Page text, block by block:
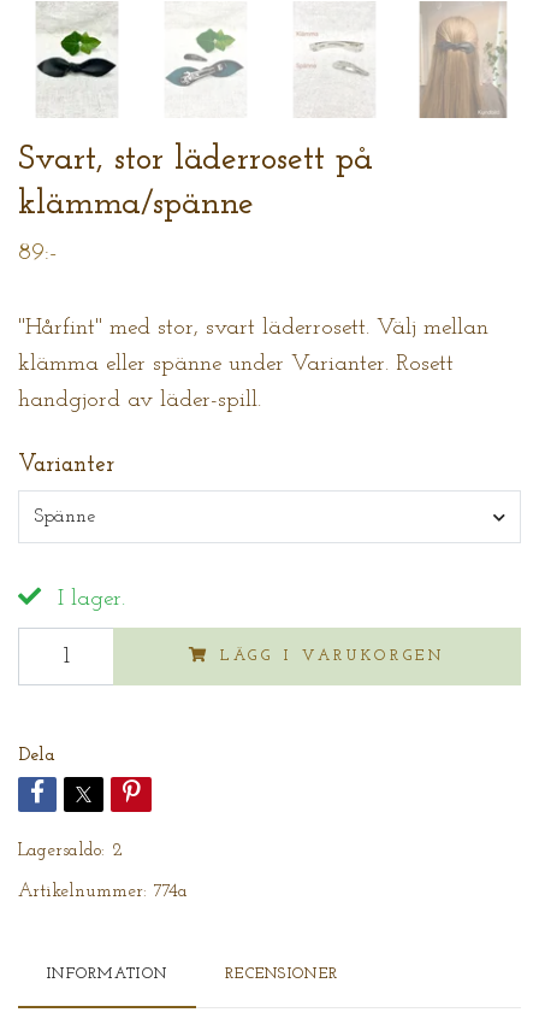
Svart, stor läderrosett på
klämma/spänne
89:-
"Hårfint" med stor, svart läderrosett. Välj mellan
klämma eller spänne under Varianter. Rosett
handgjord av läder-spill.
Varianter
Spänne
I lager.
LÄGG I VARUKORGEN
Dela
Lagersaldo: 2
Artikelnummer: 774a
INFORMATION RECENSIONER